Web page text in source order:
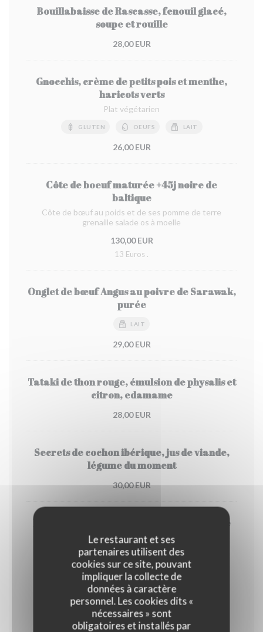
Le restaurant et ses
partenaires utilisent des
cookies sur ce site, pouvant
impliquer la collecte de
données à caractère
personnel. Les cookies dits «
nécessaires » sont
obligatoires et installés par
Bouillabaisse de Rascasse, fenouil glacé,
soupe et rouille
28,00 EUR
Gnocchis, crème de petits pois et menthe,
haricots verts
Plat végétarien
GLUTEN OEUFS LAIT
26,00 EUR
Côte de boeuf maturée +45j noire de
baltique
Côte de bœuf au poids et de ses pomme de terre
grenaille salade os à moelle
130,00 EUR
13 Euros .
Onglet de bœuf Angus au poivre de Sarawak,
purée
LAIT
29,00 EUR
Tataki de thon rouge, émulsion de physalis et
citron, edamame
28,00 EUR
Secrets de cochon ibérique, jus de viande,
légume du moment
30,00 EUR
Pintade rôtie, sauce à l estragon, purée de
carotte et kalamansi , brocoli
25,00 EUR
Fromage